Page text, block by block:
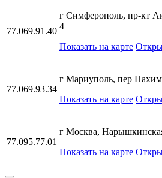
77.069.91.40
г Симферополь, пр-кт
4
Показать на карте
77.069.93.34
г Мариуполь, пер
Показать на карте
77.095.77.01
г Москва,
Показать на карте